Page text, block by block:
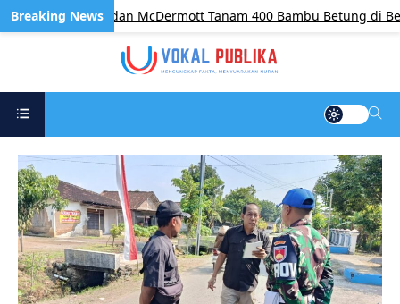
BP Batam dan McDermott Tanam 400 Bambu Betung di